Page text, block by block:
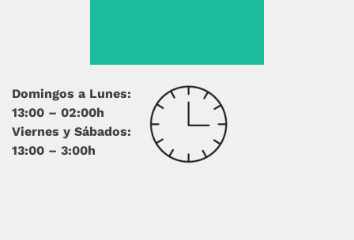
Domingos a Lunes:
13:00 – 02:00h
Viernes y Sábados:
13:00 – 3:00h